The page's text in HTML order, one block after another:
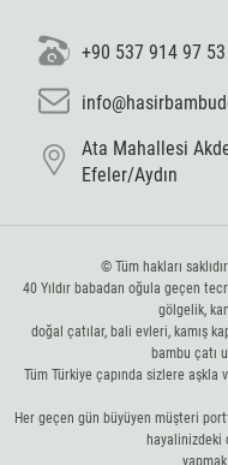
+90 537 914 97 53
Ata Mahallesi
Efeler/Aydın
© Tüm hakları
40 Yıldır babadan oğula geçen
gölgelik,
doğal çatılar, bali evleri, kamış
bambu çatı
Tüm Türkiye çapında sizlere
Her geçen gün büyüyen müşteri
hayalinizdeki